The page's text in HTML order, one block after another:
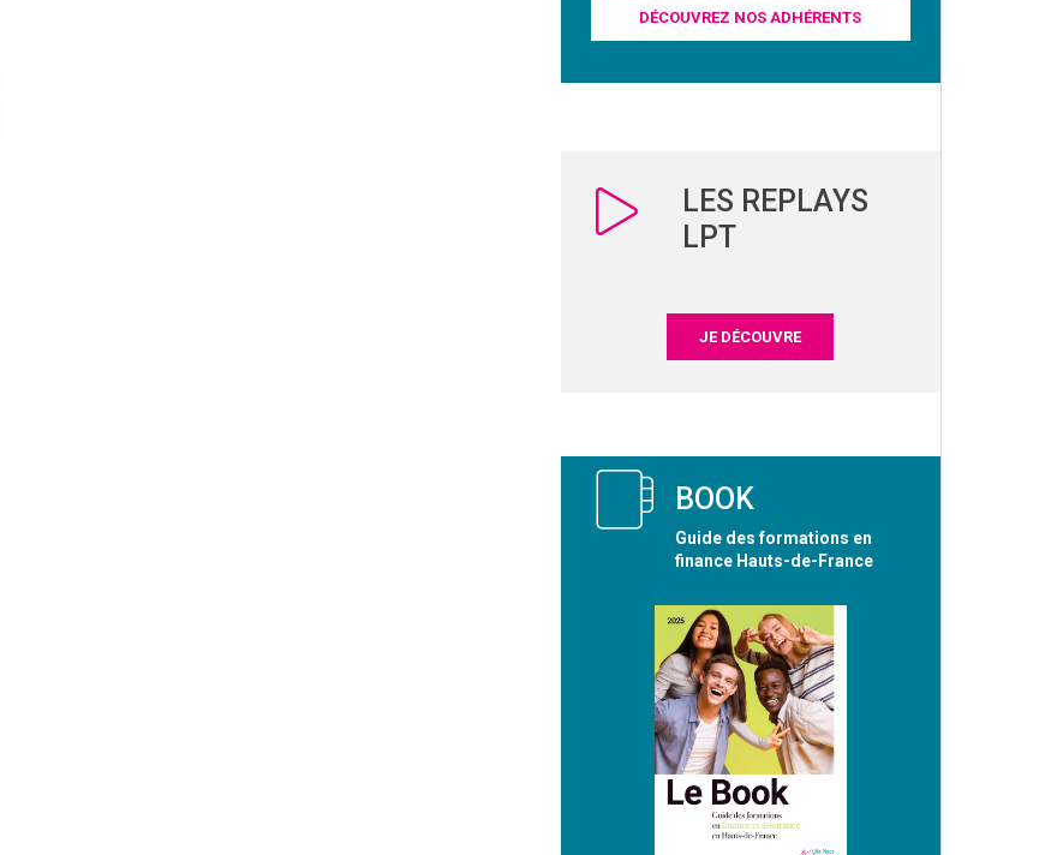
DÉCOUVREZ NOS ADHÉRENTS
LES REPLAYS
LPT
JE DÉCOUVRE
BOOK
Guide des formations en
finance Hauts-de-France